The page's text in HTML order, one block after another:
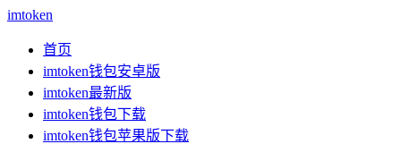
imtoken
首页
imtoken钱包安卓版
imtoken最新版
imtoken钱包下载
imtoken钱包苹果版下载